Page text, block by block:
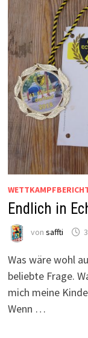
Endlich in
von saffti
Was wäre wohl
beliebte Frage.
mich meine
Wenn …